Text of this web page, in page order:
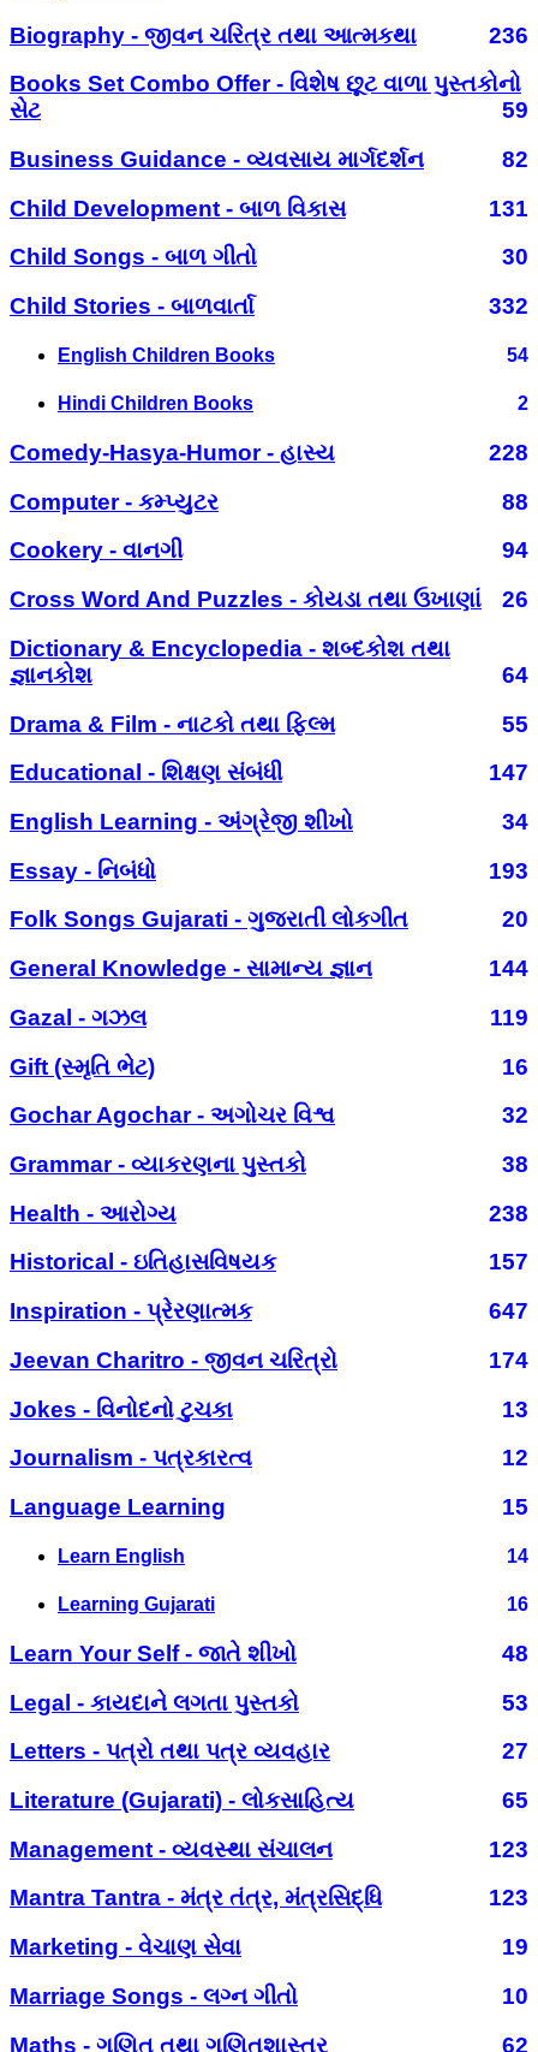
Biography - જીવન ચરિત્ર તથા આત્મકથા
236
Books Set Combo Offer - વિશેષ છૂટ વાળા પુસ્તકોનો
સેટ
59
Business Guidance - વ્યવસાય માર્ગદર્શન
82
Child Development - બાળ વિકાસ
131
Child Songs - બાળ ગીતો
30
Child Stories - બાળવાર્તા
332
English Children Books 54
Hindi Children Books 2
Comedy-Hasya-Humor - હાસ્ય
228
Computer - કમ્પ્યુટર
88
Cookery - વાનગી
94
Cross Word And Puzzles - કોયડા તથા ઉખાણાં
26
Dictionary & Encyclopedia - શબ્દકોશ તથા
જ્ઞાનકોશ
64
Drama & Film - નાટકો તથા ફિલ્મ
55
Educational - શિક્ષણ સંબંધી
147
English Learning - અંગ્રેજી શીખો
34
Essay - નિબંધો
193
Folk Songs Gujarati - ગુજરાતી લોકગીત
20
General Knowledge - સામાન્ય જ્ઞાન
144
Gazal - ગઝલ
119
Gift (સ્મૃતિ ભેટ)
16
Gochar Agochar - અગોચર વિશ્વ
32
Grammar - વ્યાકરણના પુસ્તકો
38
Health - આરોગ્ય
238
Historical - ઇતિહાસવિષયક
157
Inspiration - પ્રેરણાત્મક
647
Jeevan Charitro - જીવન ચરિત્રો
174
Jokes - વિનોદનો ટુચકા
13
Journalism - પત્રકારત્વ
12
Language Learning
15
Learn English 14
Learning Gujarati 16
Learn Your Self - જાતે શીખો
48
Legal - કાયદાને લગતા પુસ્તકો
53
Letters - પત્રો તથા પત્ર વ્યવહાર
27
Literature (Gujarati) - લોકસાહિત્ય
65
Management - વ્યવસ્થા સંચાલન
123
Mantra Tantra - મંત્ર તંત્ર, મંત્રસિદ્ધિ
123
Marketing - વેચાણ સેવા
19
Marriage Songs - લગ્ન ગીતો
10
Maths - ગણિત તથા ગણિતશાસ્ત્ર
62